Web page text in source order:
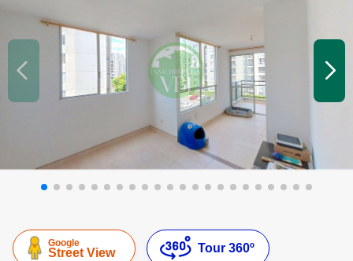
Google
Street View Tour 360º